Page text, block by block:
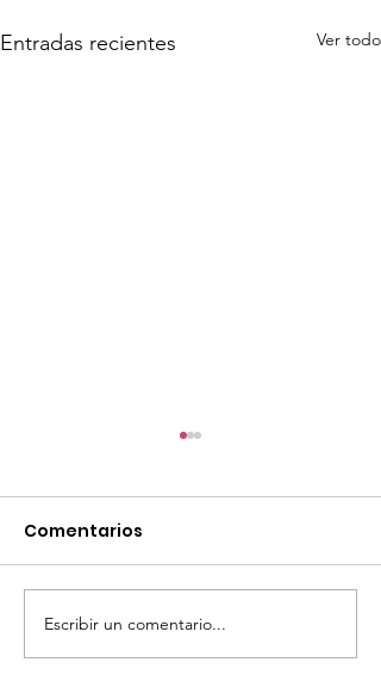
Entradas recientes Ver todo
TourTravelynByFraveo
participó en la
Comentarios
Escribir un comentario...